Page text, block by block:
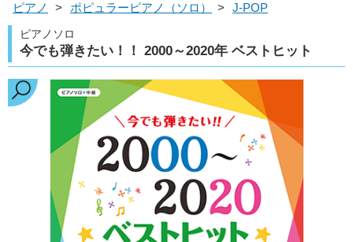
ピアノ > ポピュラーピアノ（ソロ） > J-POP
ピアノソロ
今でも弾きたい！！ 2000～2020年 ベストヒット